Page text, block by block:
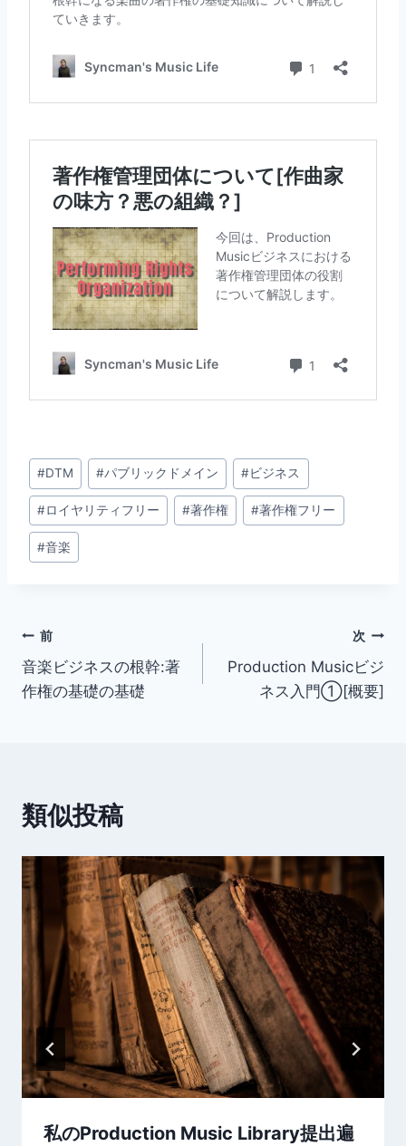
投
稿
タ
グ:
#DTM #パブリックドメイン #ビジネス
#ロイヤリティフリー #著作権 #著作権フリー
#音楽
投
稿
ー
シ
ョ
ン
前
音楽ビジネスの根幹:著
作権の基礎の基礎
次
Production Musicビジ
ネス入門①[概要]
類似投稿
私のProduction Music Library提出遍